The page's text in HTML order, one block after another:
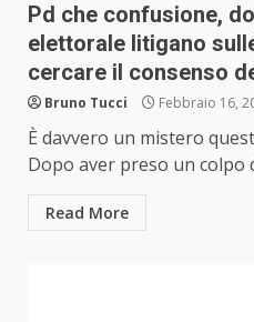
Pd che confusione,
elettorale litigano
cercare il consenso
Bruno Tucci Febbraio 16,
È davvero un mistero
Dopo aver preso un colpo
Read More